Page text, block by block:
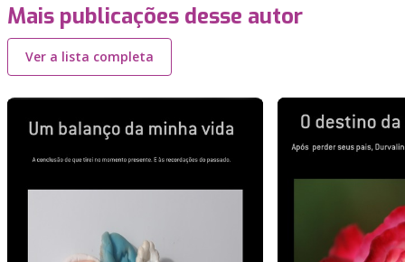
Mais publicações desse autor
Ver a lista completa